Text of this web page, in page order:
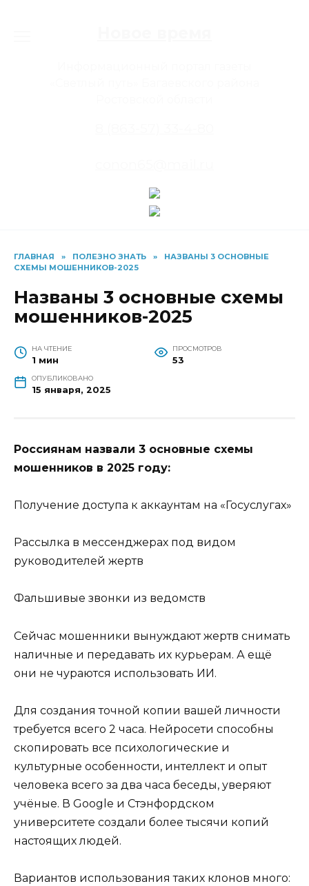
ГЛАВНАЯ » ПОЛЕЗНО ЗНАТЬ »
НАЗВАНЫ 3 ОСНОВНЫЕ
СХЕМЫ МОШЕННИКОВ-2025
Названы 3 основные схемы
мошенников-2025
НА ЧТЕНИЕ
1 мин
ПРОСМОТРОВ
53
ОПУБЛИКОВАНО
15 января, 2025
Россиянам назвали 3 основные схемы
мошенников в 2025 году:
Получение доступа к аккаунтам на «Госуслугах»
Рассылка в мессенджерах под видом
руководителей жертв
Фальшивые звонки из ведомств
Сейчас мошенники вынуждают жертв снимать
наличные и передавать их курьерам. А ещё
они не чураются использовать ИИ.
Для создания точной копии вашей личности
требуется всего 2 часа. Нейросети способны
скопировать все психологические и
культурные особенности, интеллект и опыт
человека всего за два часа беседы, уверяют
учёные. В Google и Стэнфордском
университете создали более тысячи копий
настоящих людей.
Вариантов использования таких клонов много: